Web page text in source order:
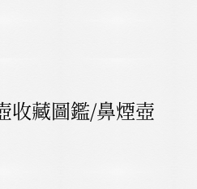
收藏圖鑑/鼻煙壺